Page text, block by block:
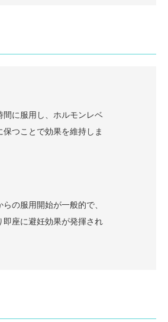
間に服用し、ホルモンレベ
保つことで効果を維持しま
の服用開始が一般的で、
即座に避妊効果が発揮され